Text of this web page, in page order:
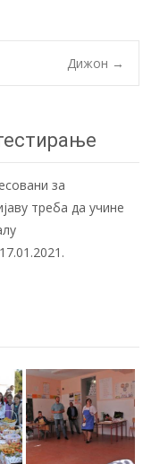
Дижон →
за
треба да учине